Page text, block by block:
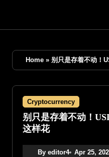
Home » 别只是存着不动！
Cryptocurrency
别只是存着不动！
这样花
By editor4 Apr 25,